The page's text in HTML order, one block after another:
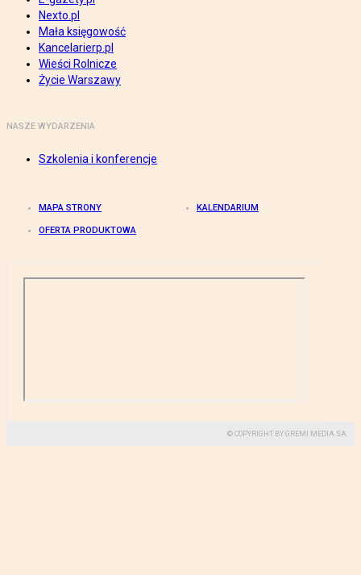
Nexto.pl
Mała księgowość
Kancelarierp.pl
Wieści Rolnicze
Życie Warszawy
NASZE WYDARZENIA
Szkolenia i konferencje
MAPA STRONY KALENDARIUM
OFERTA PRODUKTOWA
© COPYRIGHT BY GREMI MEDIA SA